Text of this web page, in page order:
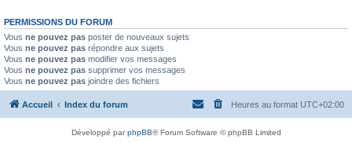
PERMISSIONS DU FORUM
Vous ne pouvez pas poster de nouveaux sujets
Vous ne pouvez pas répondre aux sujets
Vous ne pouvez pas modifier vos messages
Vous ne pouvez pas supprimer vos messages
Vous ne pouvez pas joindre des fichiers
Accueil Index du forum Heures au format UTC+02:00
Développé parphpBB® Forum Software © phpBB Limited